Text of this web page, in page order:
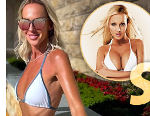
Belohorcová rok po odstranění